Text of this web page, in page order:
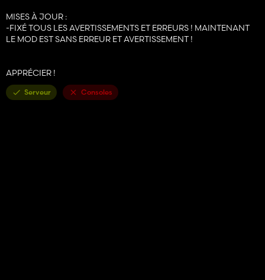
MISES À JOUR :
-FIXÉ TOUS LES AVERTISSEMENTS ET ERREURS ! MAINTENANT
LE MOD EST SANS ERREUR ET AVERTISSEMENT !
APPRÉCIER !
Serveur Consoles